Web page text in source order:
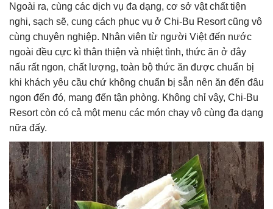
Ngoài ra, cùng các dịch vụ đa dạng, cơ sở vật chất tiện
nghi, sạch sẽ, cung cách phục vụ ở Chi-Bu Resort cũng vô
cùng chuyên nghiệp. Nhân viên từ người Việt đến nước
ngoài đều cực kì thân thiện và nhiệt tình, thức ăn ở đây
nấu rất ngon, chất lượng, toàn bộ thức ăn được chuẩn bị
khi khách yêu cầu chứ không chuẩn bị sẵn nên ăn đến đâu
ngon đến đó, mang đến tận phòng. Không chỉ vậy, Chi-Bu
Resort còn có cả một menu các món chay vô cùng đa dạng
nữa đấy.